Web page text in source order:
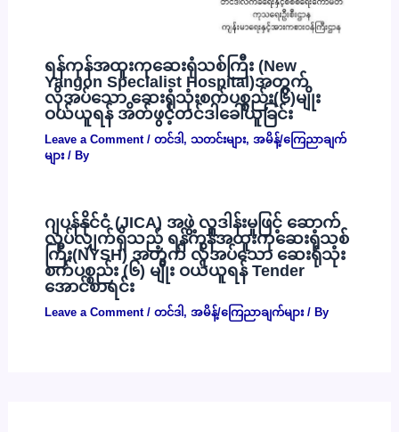
ရန်ကုန်အထူးကုဆေးရုံသစ်ကြီး (New
Yangon Specialist Hospital)အတွက်
လိုအပ်သော ဆေးရုံသုံးစက်ပစ္စည်း(၆)မျိုး
ဝယ်ယူရန် အိတ်ဖွင့်တင်ဒါခေါ်ယူခြင်း
Leave a Comment / တင်ဒါ , သတင်းများ, အမိန့်/ကြေညာချက်
များ/ By
ဂျပန်နိုင်ငံ (JICA) အဖွဲ့ လှူဒါန်းမှုဖြင့် ဆောက်
လုပ်လျှက်ရှိသည့် ရန်ကုန်အထူးကုဆေးရုံသစ်
ကြီး(NYSH) အတွက် လိုအပ်သော ဆေးရုံသုံး
စက်ပစ္စည်း (၆) မျိုး ဝယ်ယူရန် Tender
အောင်စာရင်း
Leave a Comment / တင်ဒါ , အမိန့်/ကြေညာချက်များ/ By